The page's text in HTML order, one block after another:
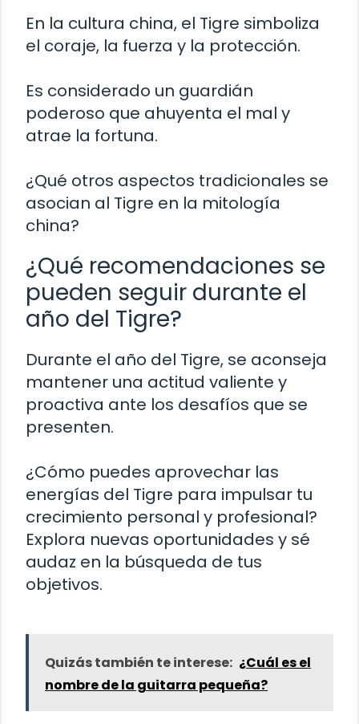
En la cultura china, el Tigre simboliza
el coraje, la fuerza y la protección.
Es considerado un guardián
poderoso que ahuyenta el mal y
atrae la fortuna.
¿Qué otros aspectos tradicionales se
asocian al Tigre en la mitología
china?
¿Qué recomendaciones se
pueden seguir durante el
año del Tigre?
Durante el año del Tigre, se aconseja
mantener una actitud valiente y
proactiva ante los desafíos que se
presenten.
¿Cómo puedes aprovechar las
energías del Tigre para impulsar tu
crecimiento personal y profesional?
Explora nuevas oportunidades y sé
audaz en la búsqueda de tus
objetivos.
Quizás también te interese: ¿Cuál es el
nombre de la guitarra pequeña?